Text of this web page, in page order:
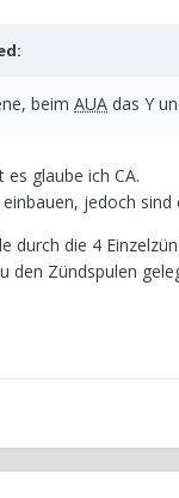
:
beim AUA das Y
es glaube ich CA.
einbauen, jedoch sind
durch die 4
den Zündspulen